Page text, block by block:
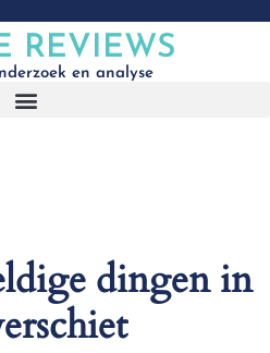
REVIEWS
en analyse
dingen in